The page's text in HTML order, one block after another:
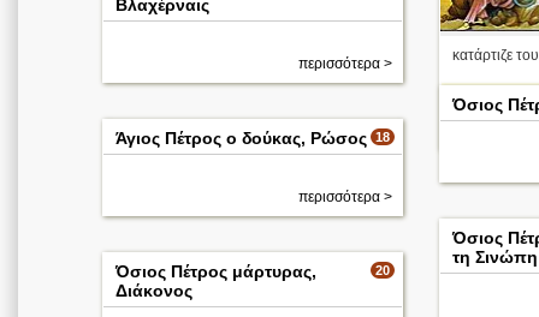
κατάρτιζε
Απολυτίκιο
Βλαχέρναις
περισσότερα >
Όσιος
18
Άγιος Πέτρος ο δούκας, Ρώσος
περισσότερα >
Όσιος
τη Σινώπη
20
Όσιος Πέτρος μάρτυρας,
Διάκονος